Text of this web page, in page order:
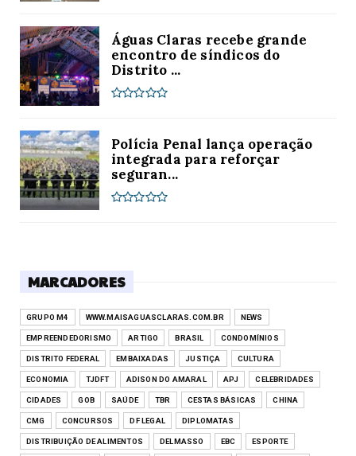
Águas Claras recebe grande
encontro de síndicos do
Distrito ...
Polícia Penal lança operação
integrada para reforçar
seguran...
MARCADORES
GRUPO M4 WWW.MAISAGUASCLARAS.COM.BR NEWS
EMPREENDEDORISMO ARTIGO BRASIL CONDOMÍNIOS
DISTRITO FEDERAL EMBAIXADAS JUSTIÇA CULTURA
ECONOMIA TJDFT ADISON DO AMARAL APJ CELEBRIDADES
CIDADES GOB SAÚDE TBR CESTAS BÁSICAS CHINA
CMG CONCURSOS DF LEGAL DIPLOMATAS
DISTRIBUIÇÃO DE ALIMENTOS DELMASSO EBC ESPORTE